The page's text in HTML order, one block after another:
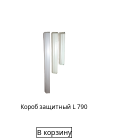
Короб защитный L 790
В корзину